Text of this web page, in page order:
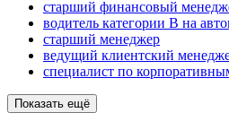
старший финансовый
водитель категории B на
старший менеджер
ведущий клиентский
специалист по
Показать ещё